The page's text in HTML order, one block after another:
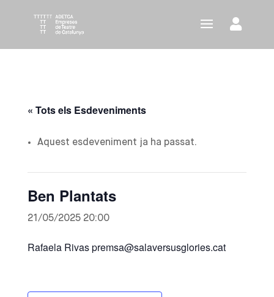
« Tots els Esdeveniments
Aquest esdeveniment ja ha passat.
Ben Plantats
21/05/2025 20:00
Rafaela Rivas premsa@salaversusglories.cat